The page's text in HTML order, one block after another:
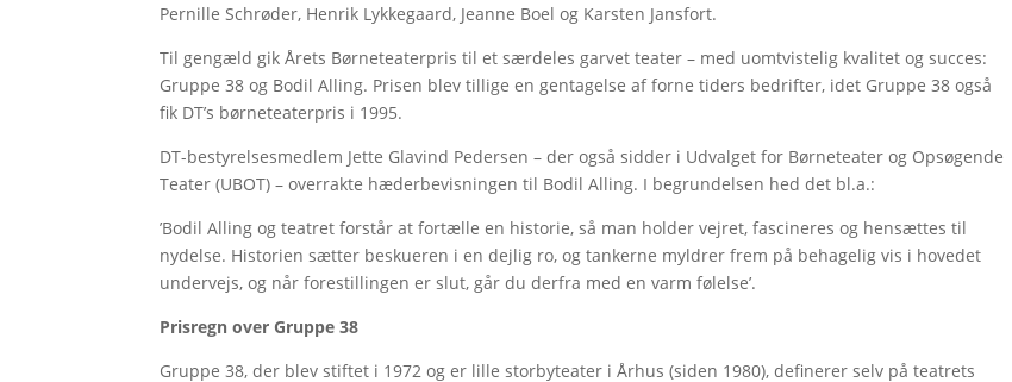
Pernille Schrøder, Henrik Lykkegaard, Jeanne Boel og Karsten Jansfort.
Til gengæld gik Årets Børneteaterpris til et særdeles garvet teater – med uomtvistelig kvalitet og succes:
Gruppe 38 og Bodil Alling. Prisen blev tillige en gentagelse af forne tiders bedrifter, idet Gruppe 38 også
fik DT’s børneteaterpris i 1995.
DT-bestyrelsesmedlem Jette Glavind Pedersen – der også sidder i Udvalget for Børneteater og Opsøgende
Teater (UBOT) – overrakte hæderbevisningen til Bodil Alling. I begrundelsen hed det bl.a.:
’Bodil Alling og teatret forstår at fortælle en historie, så man holder vejret, fascineres og hensættes til
nydelse. Historien sætter beskueren i en dejlig ro, og tankerne myldrer frem på behagelig vis i hovedet
undervejs, og når forestillingen er slut, går du derfra med en varm følelse’.
Prisregn over Gruppe 38
Gruppe 38, der blev stiftet i 1972 og er lille storbyteater i Århus (siden 1980), definerer selv på teatrets